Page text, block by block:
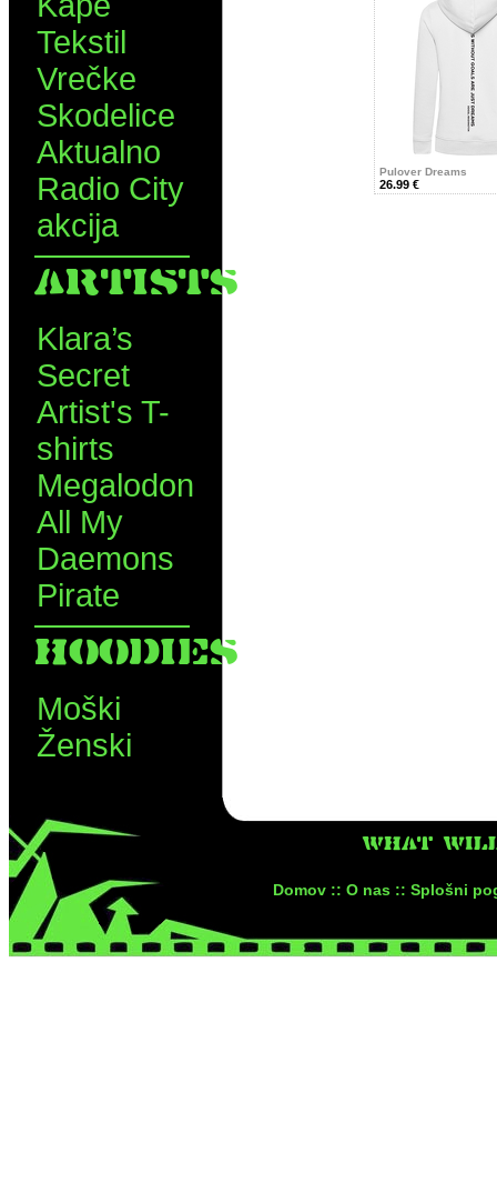
Tekstil
Vrečke
Skodelice
Aktualno
Radio City
akcija
ARTISTS
Klara’s
Secret
Artist's T-
shirts
Megalodon
All My
Daemons
Pirate
HOODIES
Moški
Ženski
Pulover Dreams
26.99 €
WHAT
Domov :: O nas :: Splošni